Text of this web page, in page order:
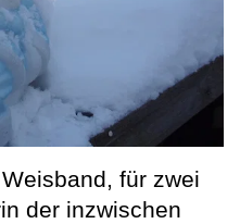
für zwei
der inzwischen